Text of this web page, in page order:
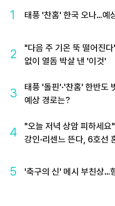
1 태풍 '찬홈' 한국 오나…예
2
"다음 주 기온 뚝 떨어진
없이 열돔 박살 낸 '이것'
3
태풍 '돌핀'·'찬홈' 한반도
예상 경로는?
4
"오늘 저녁 상암 피하세요
강인·리센느 뜬다, 6호선
5 '축구의 신' 메시 부친상…